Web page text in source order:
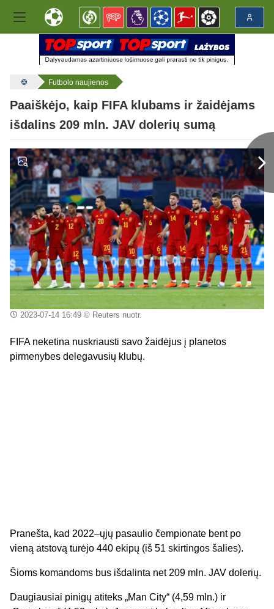
Futbolo naujienos
Paaiškėjo, kaip FIFA klubams ir žaidėjams
išdalins 209 mln. JAV dolerių sumą
2023-07-14 16:49© Reuters nuotr.
FIFA neketina nuskriausti savo žaidėjus į planetos
pirmenybes delegavusių klubų.
Pranešta, kad 2022–ųjų pasaulio čempionate bent po
vieną atstovą turėjo 440 ekipų (iš 51 skirtingos šalies).
Šioms komandoms bus išdalinta net 209 mln. JAV dolerių.
Daugiausiai pinigų atiteks „Man City“ (4,59 mln.) ir